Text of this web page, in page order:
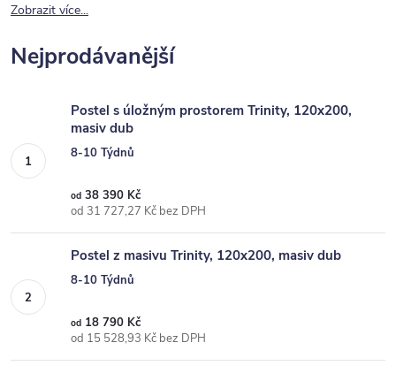
Zobrazit více...
Nejprodávanější
Postel s úložným prostorem Trinity, 120x200,
masiv dub
8-10 Týdnů
od 38 390 Kč
od 31 727,27 Kč bez DPH
Postel z masivu Trinity, 120x200, masiv dub
8-10 Týdnů
od 18 790 Kč
od 15 528,93 Kč bez DPH